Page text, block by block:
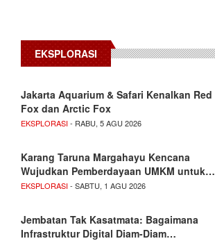
EKSPLORASI
Jakarta Aquarium & Safari Kenalkan Red
Fox dan Arctic Fox
EKSPLORASI- RABU, 5 AGU 2026
Karang Taruna Margahayu Kencana
Wujudkan Pemberdayaan UMKM untuk…
EKSPLORASI- SABTU, 1 AGU 2026
Jembatan Tak Kasatmata: Bagaimana
Infrastruktur Digital Diam-Diam…